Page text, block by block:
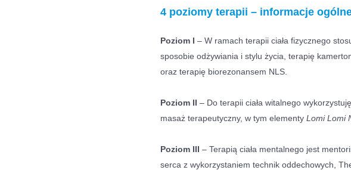
4 poziomy terapii – informacje
Poziom I – W ramach terapii ciała fizycznego
sposobie odżywiania i stylu życia, terapię
oraz terapię biorezonansem NLS.
Poziom II – Do terapii ciała witalnego
masaż terapeutyczny, w tym elementy Lomi Lomi
Poziom III – Terapią ciała mentalnego jest
serca z wykorzystaniem technik oddechowych,